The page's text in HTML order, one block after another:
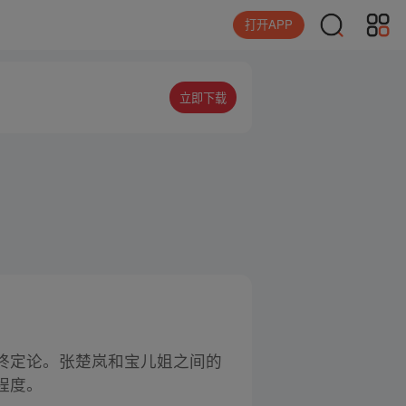
打开APP
立即下载
定论。张楚岚和宝儿姐之间的
。